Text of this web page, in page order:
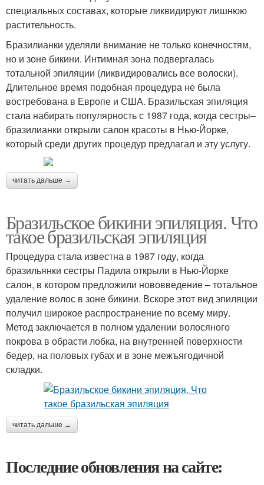
специальных составах, которые ликвидируют лишнюю
растительность.
Бразилианки уделяли внимание не только конечностям,
но и зоне бикини. Интимная зона подвергалась
тотальной эпиляции (ликвидировались все волоски).
Длительное время подобная процедура не была
востребована в Европе и США. Бразильская эпиляция
стала набирать популярность с 1987 года, когда сестры–
бразилианки открыли салон красоты в Нью-Йорке,
который среди других процедур предлагал и эту услугу.
читать дальше →
Бразильское бикини эпиляция. Что
такое бразильская эпиляция
Процедура стала известна в 1987 году, когда
бразильянки сестры Падила открыли в Нью-Йорке
салон, в котором предложили нововведение – тотальное
удаление волос в зоне бикини. Вскоре этот вид эпиляции
получил широкое распространение по всему миру.
Метод заключается в полном удалении волосяного
покрова в обрасти лобка, на внутренней поверхности
бедер, на половых губах и в зоне межъягодичной
складки.
читать дальше →
Последние обновления на сайте: